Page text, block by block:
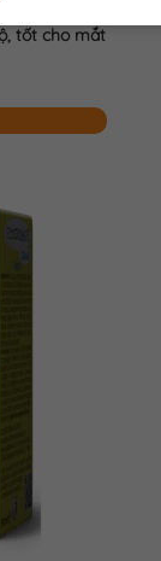
tốt cho mắt